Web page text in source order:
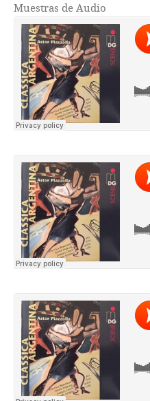
Muestras de Audio